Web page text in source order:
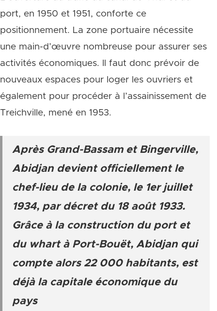
port, en 1950 et 1951, conforte ce
positionnement. La zone portuaire nécessite
une main-d’œuvre nombreuse pour assurer ses
activités économiques. Il faut donc prévoir de
nouveaux espaces pour loger les ouvriers et
également pour procéder à l’assainissement de
Treichville, mené en 1953.
Après Grand-Bassam et Bingerville,
Abidjan devient officiellement le
chef-lieu de la colonie, le 1er juillet
1934, par décret du 18 août 1933.
Grâce à la construction du port et
du whart à Port-Bouët, Abidjan qui
compte alors 22 000 habitants, est
déjà la capitale économique du
pays